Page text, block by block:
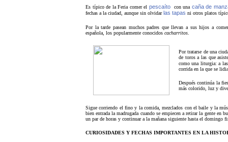
Es típico de la Feria comer el pescaítocon una caña de
fechas a la ciudad, aunque sin olvidarlas tapas ni otros platos
Por la tarde pasean muchos padres que llevan a sus hijos a
española, los popularmente conocidos cacharritos
Por tratarse de una
de toros a las que
como una liturgia: a
corrida en la que se
Después continúa la
más colorido, luz y
Sigue corriendo el fino y la comida, mezclados con el baile y la
bien entrada la madrugada cuando se empiecen a retirar la gente en
un par de horas y continuar a la mañana siguiente hasta el domingo
CURIOSIDADES Y FECHAS IMPORTANTES EN LA